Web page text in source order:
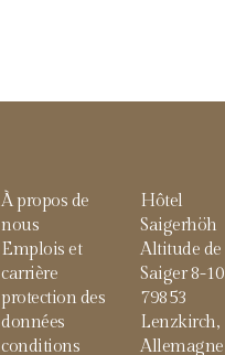
À propos de
nous
Emplois et
carrière
protection des
données
conditions
Hôtel
Saigerhöh
Altitude de
Saiger 8-10
79853
Lenzkirch,
Allemagne